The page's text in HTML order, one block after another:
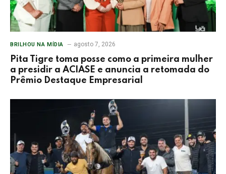
BRILHOU NA MÍDIA agosto 7, 2026
Pita Tigre toma posse como a primeira mulher
a presidir a ACIASE e anuncia a retomada do
Prêmio Destaque Empresarial